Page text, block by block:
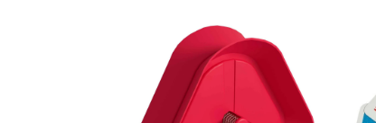
Bijtringen & rammelaars
Fopspenen & accessoires
Tekenen, kleuren
Verven